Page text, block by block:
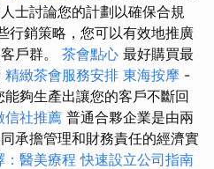
士討論您的計劃以確保合規
行銷策略，您可以有效地推廣
戶群。 茶會點心 最好購買最
精緻茶會服務安排 東海按摩 -
能夠生產出讓您的客戶不斷回
信社推薦 普通合夥企業是由兩
承擔管理和財務責任的經濟實
：醫美療程 快速設立公司指南